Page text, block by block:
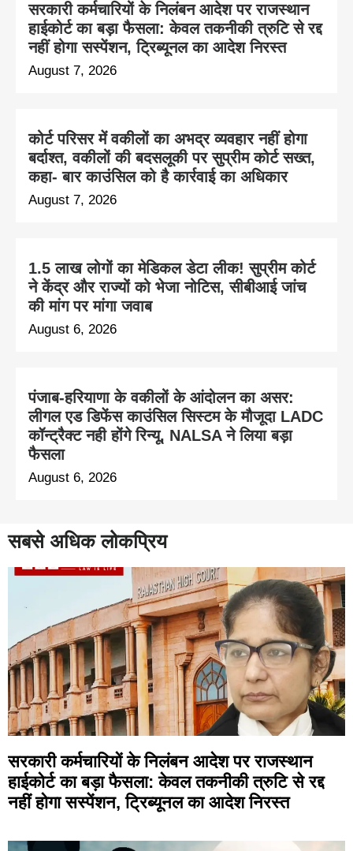
सरकारी कर्मचारियों के निलंबन आदेश पर राजस्थान
हाईकोर्ट का बड़ा फैसला: केवल तकनीकी त्रुटि से रद्द
नहीं होगा सस्पेंशन, ट्रिब्यूनल का आदेश निरस्त
August 7, 2026
कोर्ट परिसर में वकीलों का अभद्र व्यवहार नहीं होगा
बर्दाश्त, वकीलों की बदसलूकी पर सुप्रीम कोर्ट सख्त,
कहा- बार काउंसिल को है कार्रवाई का अधिकार
August 7, 2026
1.5 लाख लोगों का मेडिकल डेटा लीक! सुप्रीम कोर्ट
ने केंद्र और राज्यों को भेजा नोटिस, सीबीआई जांच
की मांग पर मांगा जवाब
August 6, 2026
पंजाब-हरियाणा के वकीलों के आंदोलन का असर:
लीगल एड डिफेंस काउंसिल सिस्टम के मौजूदा LADC
कॉन्ट्रैक्ट नही होंगे रिन्यू, NALSA ने लिया बड़ा
फैसला
August 6, 2026
सबसे अधिक लोकप्रिय
सरकारी कर्मचारियों के निलंबन आदेश पर राजस्थान
हाईकोर्ट का बड़ा फैसला: केवल तकनीकी त्रुटि से रद्द
नहीं होगा सस्पेंशन, ट्रिब्यूनल का आदेश निरस्त